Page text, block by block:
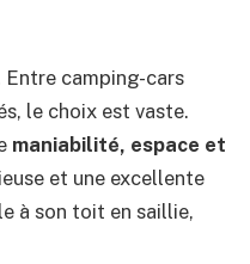
Entre camping-cars
le choix est vaste.
maniabilité, espace et
et une excellente
à son toit en saillie,